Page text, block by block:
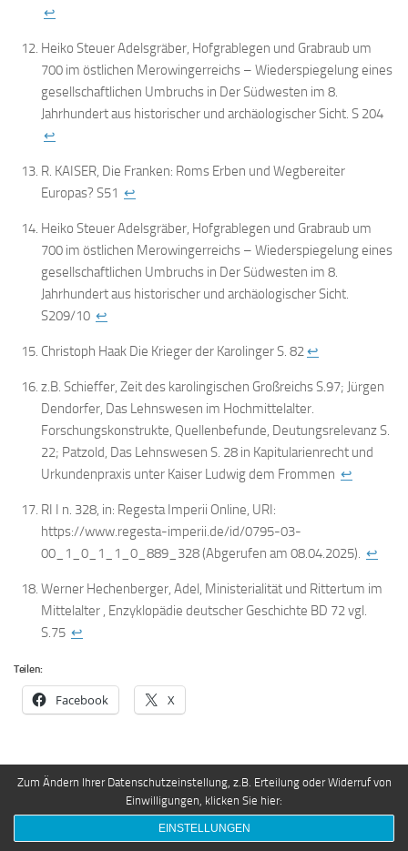
↩
Heiko Steuer Adelsgräber, Hofgrablegen und Grabraub um
700 im östlichen Merowingerreichs – Wiederspiegelung eines
gesellschaftlichen Umbruchs in Der Südwesten im 8.
Jahrhundert aus historischer und archäologischer Sicht. S 204
↩
R. KAISER, Die Franken: Roms Erben und Wegbereiter
Europas? S51 ↩
Heiko Steuer Adelsgräber, Hofgrablegen und Grabraub um
700 im östlichen Merowingerreichs – Wiederspiegelung eines
gesellschaftlichen Umbruchs in Der Südwesten im 8.
Jahrhundert aus historischer und archäologischer Sicht.
S209/10 ↩
Christoph Haak Die Krieger der Karolinger S. 82↩
z.B. Schieffer, Zeit des karolingischen Großreichs S.97; Jürgen
Dendorfer, Das Lehnswesen im Hochmittelalter.
Forschungskonstrukte, Quellenbefunde, Deutungsrelevanz S.
22; Patzold, Das Lehnswesen S. 28 in Kapitularienrecht und
Urkundenpraxis unter Kaiser Ludwig dem Frommen ↩
RI I n. 328, in: Regesta Imperii Online, URI:
https://www.regesta-imperii.de/id/0795-03-
00_1_0_1_1_0_889_328 (Abgerufen am 08.04.2025). ↩
Werner Hechenberger, Adel, Ministerialität und Rittertum im
Mittelalter , Enzyklopädie deutscher Geschichte BD 72 vgl.
S.75 ↩
Teilen:
Facebook X
Zum Ändern Ihrer Datenschutzeinstellung, z.B. Erteilung oder Widerruf von
Einwilligungen, klicken Sie hier:
EINSTELLUNGEN